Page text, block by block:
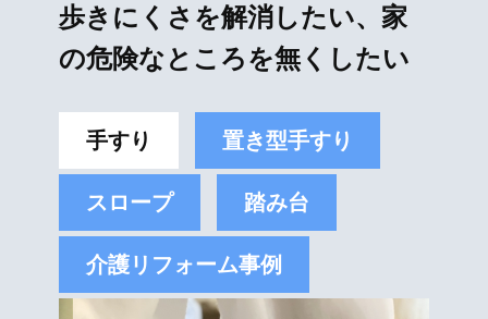
歩きにくさを解消したい、家
の危険なところを無くしたい
手すり 置き型手すり
スロープ 踏み台
介護リフォーム事例